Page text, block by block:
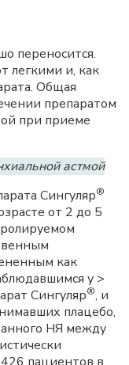
переносится.
легкими и, как
Общая
препаратом
при приеме
астмой
Сингуляр®
от 2 до 5
как
у >
Сингуляр®, и
плацебо,
НЯ между